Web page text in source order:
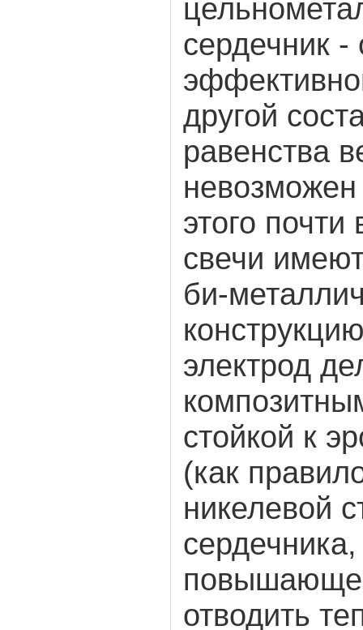
сердечник -
другой
равенства
этого
свечи
би-
электрод
стойкой к
(как
никелевой
отводить